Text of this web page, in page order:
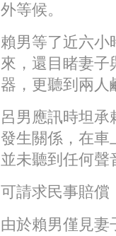
外等候。
賴男等了近六小
來，還目睹妻子
器，更聽到兩人
呂男應訊時坦
發生關係，在車
並未聽到任何聲
可請求民事賠償
由於賴男僅見妻